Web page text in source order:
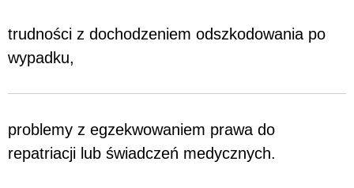
trudności z dochodzeniem odszkodowania po
wypadku,
problemy z egzekwowaniem prawa do
repatriacji lub świadczeń medycznych.